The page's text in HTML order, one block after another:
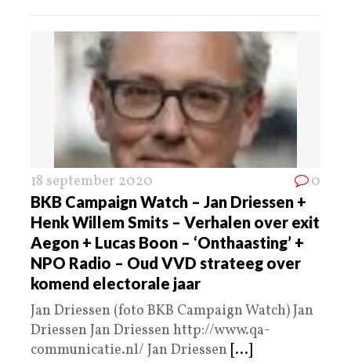
18 september 2020 0
BKB Campaign Watch – Jan Driessen +
Henk Willem Smits – Verhalen over exit
Aegon + Lucas Boon – ‘Onthaasting’ +
NPO Radio – Oud VVD strateeg over
komend electorale jaar
Jan Driessen (foto BKB Campaign Watch) Jan
Driessen Jan Driessen http://www.qa-
communicatie.nl/ Jan Driessen [...]